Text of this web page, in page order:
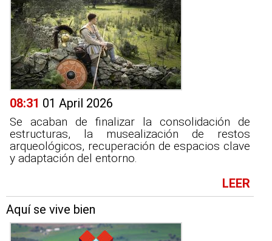
08:31 01 April 2026
Se acaban de finalizar la consolidación de
estructuras, la musealización de restos
arqueológicos, recuperación de espacios clave
y adaptación del entorno.
LEER
Aquí se vive bien